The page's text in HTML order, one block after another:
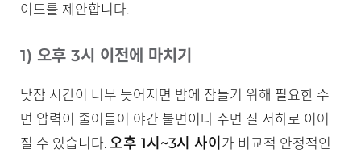
이드를 제안합니다.
1) 오후 3시 이전에 마치기
낮잠 시간이 너무 늦어지면 밤에 잠들기 위해 필요한 수
면 압력이 줄어들어 야간 불면이나 수면 질 저하로 이어
질 수 있습니다. 오후 1시~3시 사이 가 비교적 안정적인